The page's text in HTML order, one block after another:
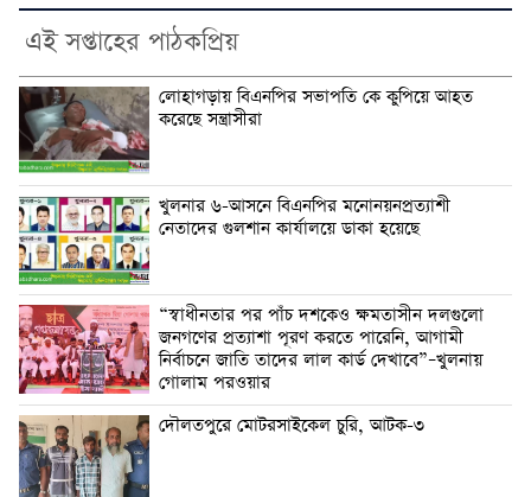
এই সপ্তাহের পাঠকপ্রিয়
লোহাগড়ায় বিএনপির সভাপতি কে কুপিয়ে আহত
করেছে সন্ত্রাসীরা
খুলনার ৬-আসনে বিএনপির মনোনয়নপ্রত্যাশী
নেতাদের গুলশান কার্যালয়ে ডাকা হয়েছে
“স্বাধীনতার পর পাঁচ দশকেও ক্ষমতাসীন দলগুলো
জনগণের প্রত্যাশা পূরণ করতে পারেনি, আগামী
নির্বাচনে জাতি তাদের লাল কার্ড দেখাবে”–খুলনায়
গোলাম পরওয়ার
দৌলতপুরে মোটরসাইকেল চুরি, আটক-৩